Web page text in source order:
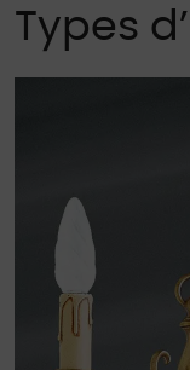
Types